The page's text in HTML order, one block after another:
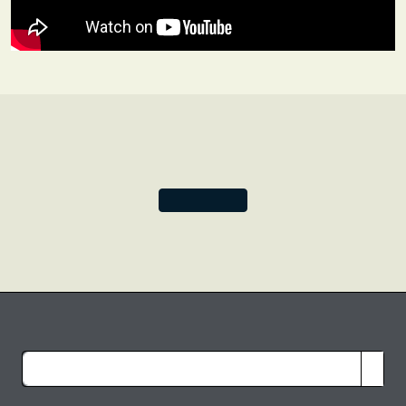
of the Missing Pizza Slice veröffentlicht.
spielerischen, fröhlichen Pop-Art von Comstock einfängt,
auch Ihre Kreativität beflügelt.